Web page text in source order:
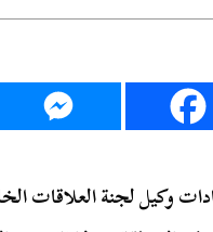
وكيل لجنة العلاقات